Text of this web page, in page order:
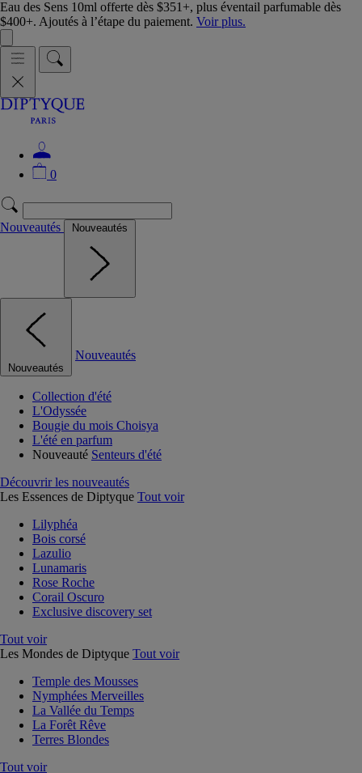
Eau des Sens 10ml offerte dès $351+, plus éventail parfumable dès
$400+. Ajoutés à l’étape du paiement. Voir plus.
0
Nouveautés Nouveautés
Nouveautés
Nouveautés
Collection d'été
L'Odyssée
Bougie du mois Choisya
L'été en parfum
Nouveauté Senteurs d'été
Découvrir les nouveautés
Les Essences de Diptyque Tout voir
Lilyphéa
Bois corsé
Lazulio
Lunamaris
Rose Roche
Corail Oscuro
Exclusive discovery set
Tout voir
Les Mondes de Diptyque Tout voir
Temple des Mousses
Nymphées Merveilles
La Vallée du Temps
La Forêt Rêve
Terres Blondes
Tout voir